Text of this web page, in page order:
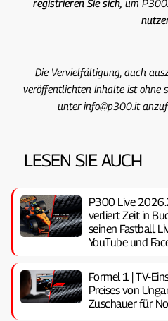
registrieren Sie sich, um
Die Vervielfältigung, auch
veröffentlichten Inhalte ist ohne
unter info@p300.it
LESEN SIE AUCH
P300 Live
verliert Zeit in
seinen Fastball.
YouTube und
Formel 1 | TV-
Preises von
Zuschauer für